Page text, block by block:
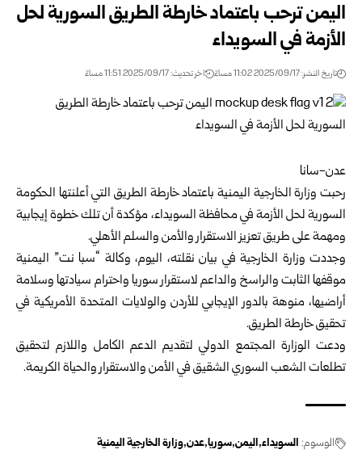
اليمن ترحب باعتماد خارطة الطريق السورية لحل
الأزمة في السويداء
تاريخ النشر: 2025/09/17 11:02 مساءً اخر تحديث: 2025/09/17 11:51 مساءً
عدن-سانا
رحبت وزارة الخارجية اليمنية باعتماد خارطة الطريق التي أعلنتها الحكومة
السورية لحل الأزمة في محافظة السويداء، مؤكدة أن تلك خطوة إيجابية
ومهمة على طريق تعزيز الاستقرار والأمن والسلم الأهلي.
وجددت وزارة الخارجية في بيان نقلته، اليوم، وكالة “سبا نت” اليمنية
موقفها الثابت والراسخ والداعم لاستقرار سوريا واحترام سيادتها وسلامة
أراضيها، منوهة بالدور الإيجابي للأردن والولايات المتحدة الأمريكية في
تحقيق خارطة الطريق.
ودعت الوزارة المجتمع الدولي لتقديم الدعم الكامل واللازم لتحقيق
تطلعات الشعب السوري الشقيق في الأمن والاستقرار والحياة الكريمة.
الوسوم: السويداء اليمن سوريا عدن وزارة الخارجية اليمنية